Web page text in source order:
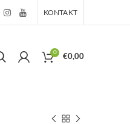
KONTAKT
0
€0,00